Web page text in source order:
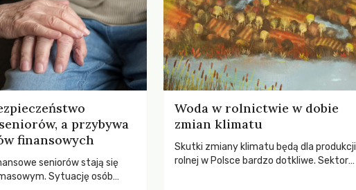
a przybywa
finansowych
seniorów stają się
Sytuację osób
Woda w rolnictwie w dobie
zmian klimatu
Skutki zmiany klimatu będą dla produkcji
rolnej w Polsce bardzo dotkliwe. Sektor